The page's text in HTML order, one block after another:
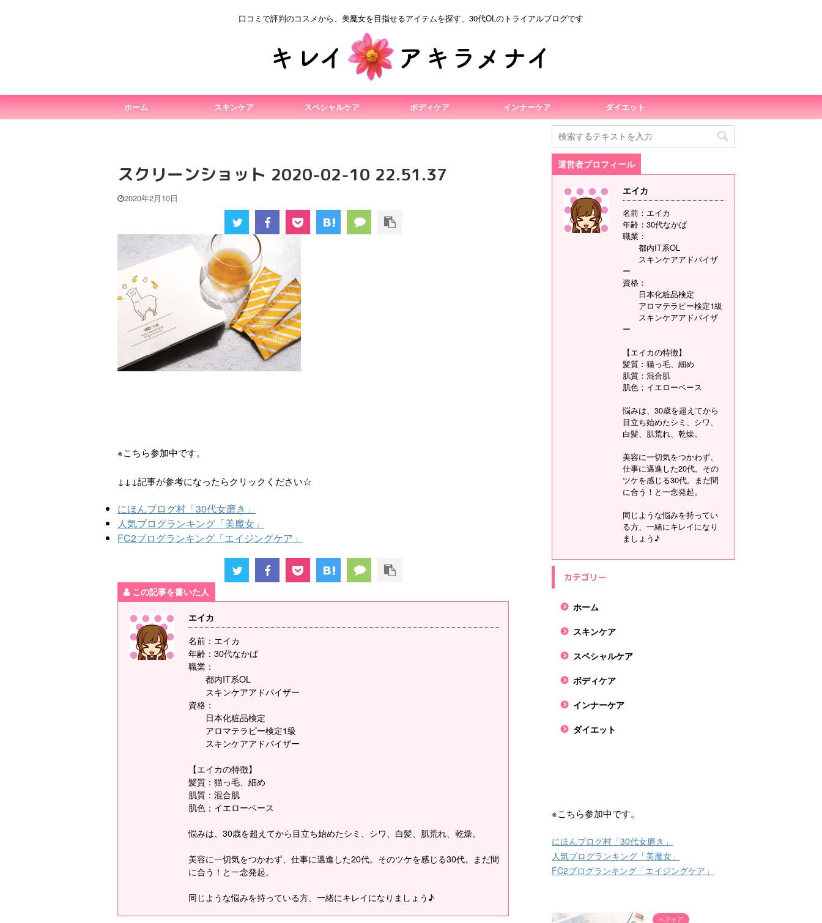
口コミで評判のコスメから、美魔女を目指せるアイテムを探す、30代OLのトライアルブログです
ホーム スキンケア スペシャルケア ボディケア インナーケア ダイエット
スクリーンショット 2020-02-10 22.51.37
2020年2月10日
※こちら参加中です。
↓↓↓記事が参考になったらクリックください☆
にほんブログ村「30代女磨き」
人気ブログランキング「美魔女」
FC2ブログランキング「エイジングケア」
この記事を書いた人
エイカ
名前：エイカ
年齢：30代なかば
職業：
都内IT系OL
スキンケアアドバイザー
資格：
日本化粧品検定
アロマテラピー検定1級
スキンケアアドバイザー
【エイカの特徴】
髪質：猫っ毛、細め
肌質：混合肌
肌色；イエローベース
悩みは、30歳を超えてから目立ち始めたシミ、シワ、白髪、肌荒れ、乾燥。
美容に一切気をつかわず、仕事に邁進した20代。そのツケを感じる30代。まだ間
に合う！と一念発起。
同じような悩みを持っている方、一緒にキレイになりましょう♪
運営者プロフィール
エイカ
名前：エイカ
年齢：30代なかば
職業：
都内IT系OL
スキンケアアドバイザ
ー
資格：
日本化粧品検定
アロマテラピー検定1級
スキンケアアドバイザ
ー
【エイカの特徴】
髪質：猫っ毛、細め
肌質：混合肌
肌色；イエローベース
悩みは、30歳を超えてから
目立ち始めたシミ、シワ、
白髪、肌荒れ、乾燥。
美容に一切気をつかわず、
仕事に邁進した20代。その
ツケを感じる30代。まだ間
に合う！と一念発起。
同じような悩みを持ってい
る方、一緒にキレイになり
ましょう♪
カテゴリー
ホーム
スキンケア
スペシャルケア
ボディケア
インナーケア
ダイエット
※こちら参加中です。
にほんブログ村「30代女磨き」
人気ブログランキング「美魔女」
FC2ブログランキング「エイジングケア」
ヘアケア